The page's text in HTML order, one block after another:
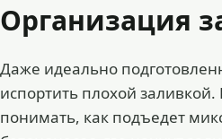
Организация
Даже идеально
испортить плохой
понимать, как подъедет